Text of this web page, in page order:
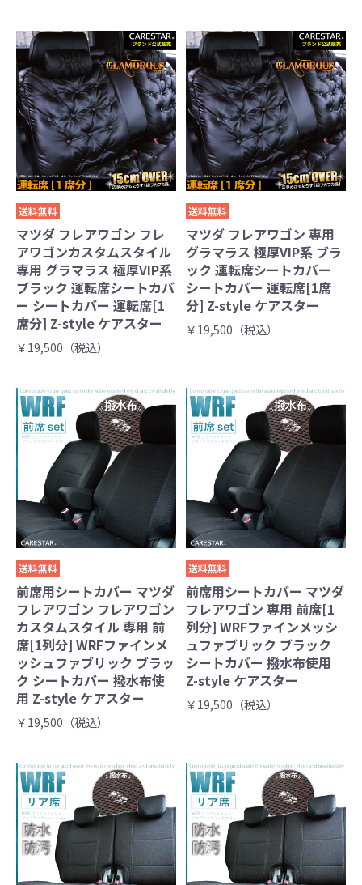
送料無料
マツダ フレアワゴン フレ
アワゴンカスタムスタイル
専用 グラマラス 極厚VIP系
ブラック 運転席シートカバ
ー シートカバー 運転席[1
席分] Z-style ケアスター
￥19,500（税込）
送料無料
マツダ フレアワゴン 専用
グラマラス 極厚VIP系 ブラ
ック 運転席シートカバー
シートカバー 運転席[1席
分] Z-style ケアスター
￥19,500（税込）
送料無料
前席用シートカバー マツダ
フレアワゴン フレアワゴン
カスタムスタイル 専用 前
席[1列分] WRFファインメ
ッシュファブリック ブラッ
ク シートカバー 撥水布使
用 Z-style ケアスター
￥19,500（税込）
送料無料
前席用シートカバー マツダ
フレアワゴン 専用 前席[1
列分] WRFファインメッシ
ュファブリック ブラック
シートカバー 撥水布使用
Z-style ケアスター
￥19,500（税込）